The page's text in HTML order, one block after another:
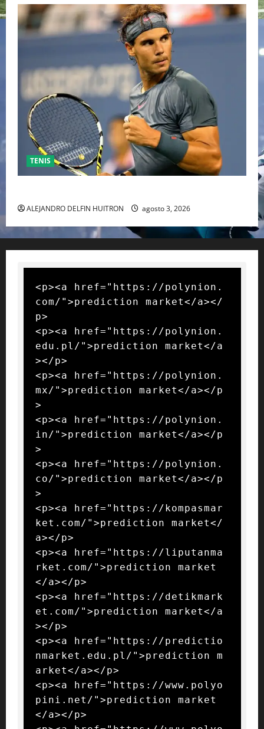
TENIS
ALEJANDRO DELFIN HUITRON agosto 3, 2026
<p><a href="https://polynion.
com/">prediction market</a></
p>
<p><a href="https://polynion.
edu.pl/">prediction market</a
></p>
<p><a href="https://polynion.
mx/">prediction market</a></p
>
<p><a href="https://polynion.
in/">prediction market</a></p
>
<p><a href="https://polynion.
co/">prediction market</a></p
>
<p><a href="https://kompasmar
ket.com/">prediction market</
a></p>
<p><a href="https://liputanma
rket.com/">prediction market
</a></p>
<p><a href="https://detikmark
et.com/">prediction market</a
></p>
<p><a href="https://predictio
nmarket.edu.pl/">prediction m
arket</a></p>
<p><a href="https://www.polyo
pini.net/">prediction market
</a></p>